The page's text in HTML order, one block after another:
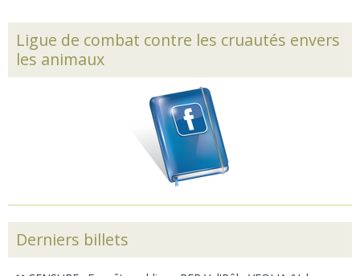
Ligue de combat contre les cruautés envers
les animaux
Derniers billets